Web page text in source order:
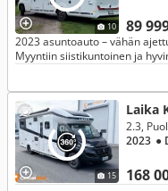
10 89
2023 asuntoauto – vähän
Myyntiin siistikuntoinen ja
15 168
2.3,
2023 ●